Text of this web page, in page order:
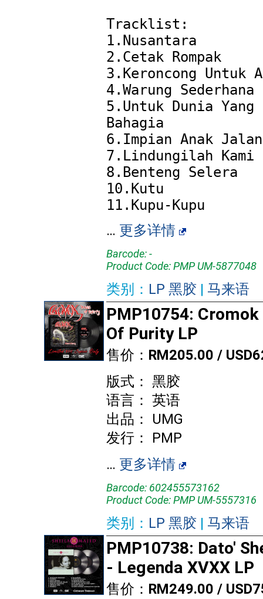
Tracklist:
1.Nusantara
2.Cetak Rompak
3.Keroncong Untuk
4.Warung Sederhana
5.Untuk Dunia Yang
Bahagia
6.Impian Anak
7.Lindungilah Kami
8.Benteng Selera
10.Kutu
… 更多详情
Barcode: -
Product Code: PMP UM-5877048
类别： LP 黑胶 | 马来语
PMP10754:
Of Purity LP
售价： RM205.00 /
版式： 黑胶
语言： 英语
出品： UMG
发行： PMP
… 更多详情
Barcode: 602455573162
Product Code: PMP UM-5557316
类别： LP 黑胶 | 马来语
PMP10738: Dato'
- Legenda XVXX LP
售价： RM249.00 /